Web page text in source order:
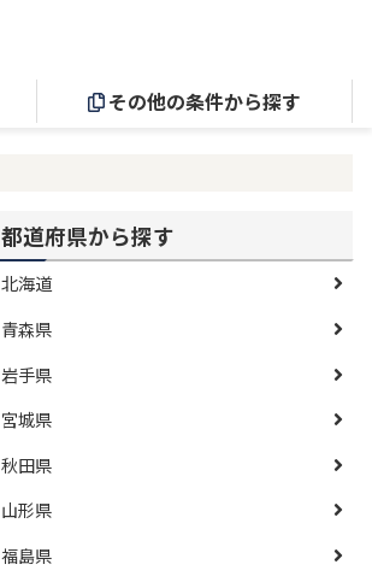
その他の条件から探す
都道府県から探す
北海道
青森県
岩手県
宮城県
秋田県
山形県
福島県